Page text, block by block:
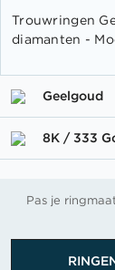
het
begin
de
afbeeldingen-
Trouwringen
diamanten -
Geelgoud
8K / 333
Pas je